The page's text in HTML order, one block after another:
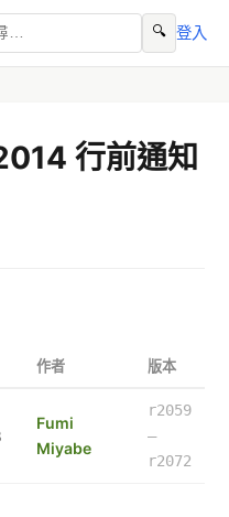
🔍 登入
行前通知
作者 版本
Fumi
Miyabe
r2059
–
r2072